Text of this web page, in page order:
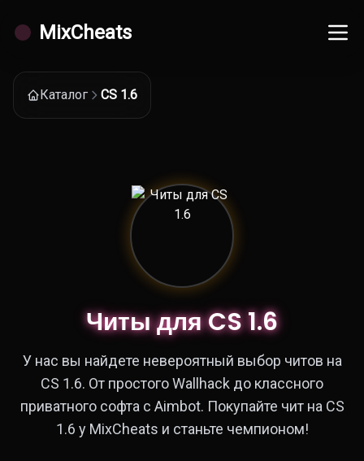
MixCheats
Каталог CS 1.6
Читы для CS 1.6
У нас вы найдете невероятный выбор читов на
CS 1.6. От простого Wallhack до классного
приватного софта с Aimbot. Покупайте чит на CS
1.6 у MixCheats и станьте чемпионом!